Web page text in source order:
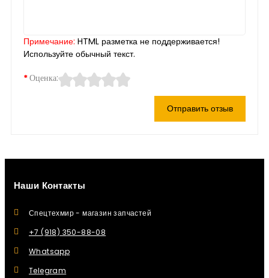
Примечание: HTML разметка не поддерживается!
Используйте обычный текст.
Оценка:
Отправить отзыв
Наши Контакты
Спецтехмир - магазин запчастей
+7 (918) 350-88-08
Whatsapp
Telegram